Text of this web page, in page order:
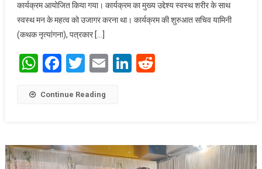
कार्यक्रम
कार्यक्रम आयोजित किया गया। कार्यक्रम का मुख्य उद्देश्य स्वस्थ शरीर के साथ
स्वस्थ मन के महत्व को उजागर करना था। कार्यक्रम की शुरुआत सचिव यामिनी
(कथक नृत्यांगना), पत्रकार […]
WhatsApp
Facebook
Twitter
EmailLinkedIn
Reddit
Continue Reading